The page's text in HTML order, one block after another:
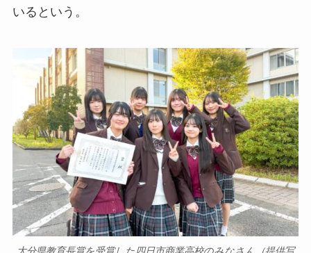
いるという。
大分県教育長賞を受賞した四日市商業高校のみなさん（提供写